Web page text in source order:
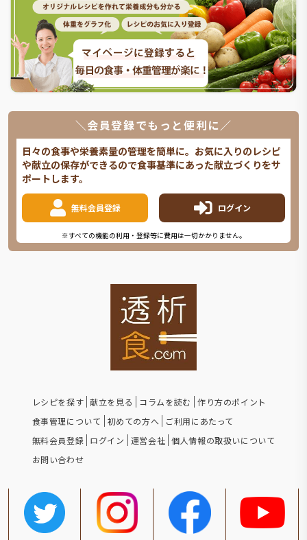
＼会員登録でもっと便利に／
日々の食事や栄養素量の管理を簡単に。お気に入りのレシピ
や献立の保存ができるので食事基準にあった献立づくりをサ
ポートします。
無料会員登録 ログイン
※すべての機能の利用・登録等に費用は一切かかりません。
レシピを探す 献立を見る コラムを読む
作り方のポイント
食事管理について
初めての方へ
ご利用にあたって
無料会員登録 ログイン 運営会社 個人情報の取扱いについて
お問い合わせ